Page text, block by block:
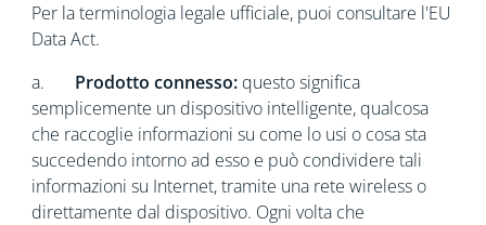
Per la terminologia legale ufficiale, puoi consultare l'EU
Data Act.
a. Prodotto connesso:questo significa
semplicemente un dispositivo intelligente, qualcosa
che raccoglie informazioni su come lo usi o cosa sta
succedendo intorno ad esso e può condividere tali
informazioni su Internet, tramite una rete wireless o
direttamente dal dispositivo. Ogni volta che